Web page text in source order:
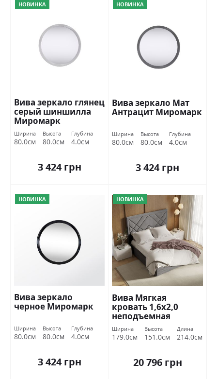
НОВИНКА
Вива зеркало глянец
серый шиншилла
Миромарк
Ширина
80.0см
Высота
80.0см
Глубина
4.0см
3 424 грн
НОВИНКА
Вива зеркало Мат
Антрацит Миромарк
Ширина
80.0см
Высота
80.0см
Глубина
4.0см
3 424 грн
НОВИНКА
Вива зеркало
черное Миромарк
Ширина
80.0см
Высота
80.0см
Глубина
4.0см
3 424 грн
НОВИНКА
Вива Мягкая
кровать 1,6х2,0
неподъемная
Миромарк
Ширина
179.0см
Высота
151.0см
Длина
214.0см
20 796 грн